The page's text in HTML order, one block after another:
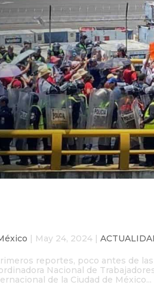
| May 24, 2024 |
reportes, poco antes de
Nacional de
de la Ciudad de México...